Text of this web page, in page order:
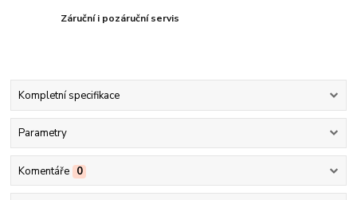
Záruční i pozáruční servis
Kompletní specifikace
Parametry
Komentáře 0